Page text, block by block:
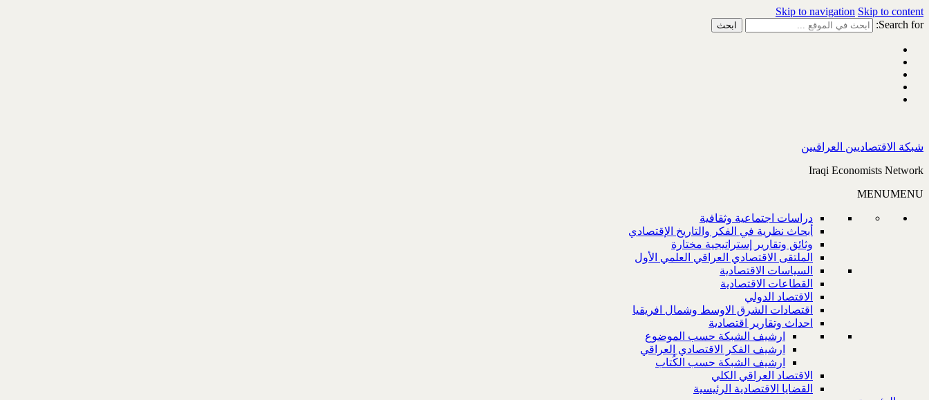
Skip to navigation Skip to content
Search for:
شبكة الاقتصاديين العراقيين
Iraqi Economists Network
MENUMENU
دراسات اجتماعية وثقافية
أبحاث نظرية في الفكر والتاريخ الإقتصادي
وثائق وتقارير إستراتيجية مختارة
الملتقى الاقتصادي العراقي العلمي الأول
السياسات الاقتصادية
القطاعات الاقتصادية
الاقتصاد الدولي
اقتصادات الشرق الاوسط وشمال افريقيا
احداث وتقارير اقتصادية
ارشيف الشبكة حسب الموضوع
ارشيف الفكر الاقتصادي العراقي
ارشيف الشبكة حسب الكُتاب
الاقتصاد العراقي الكلي
القضايا الاقتصادية الرئيسية